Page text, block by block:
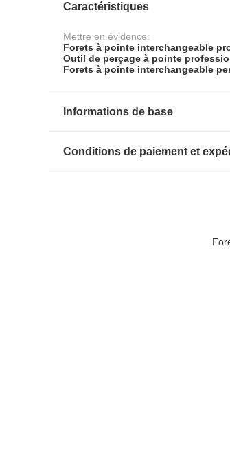
Caractéristiques
Mettre en évidence:
Forets à pointe interchangeable
Outil de perçage à pointe
Forets à pointe interchangeable
Informations de base
Conditions de paiement et